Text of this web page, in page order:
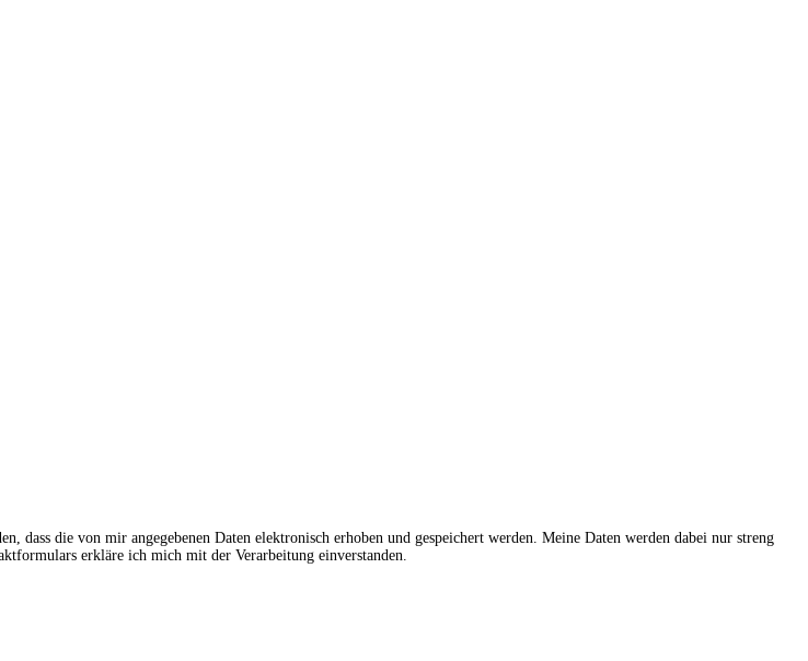
die von mir angegebenen Daten elektronisch erhoben und gespeichert werden. Meine Daten werden dabei nur streng
erkläre ich mich mit der Verarbeitung einverstanden.